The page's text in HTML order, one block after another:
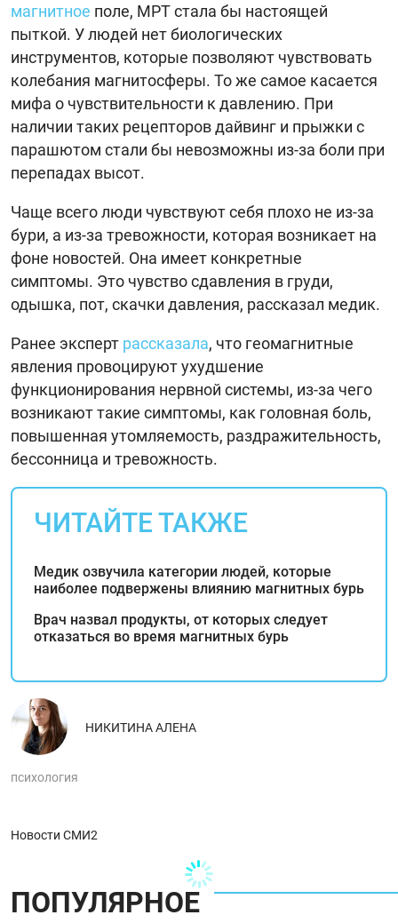
магнитное поле, МРТ стала бы настоящей
пыткой. У людей нет биологических
инструментов, которые позволяют чувствовать
колебания магнитосферы. То же самое касается
мифа о чувствительности к давлению. При
наличии таких рецепторов дайвинг и прыжки с
парашютом стали бы невозможны из-за боли при
перепадах высот.
Чаще всего люди чувствуют себя плохо не из-за
бури, а из-за тревожности, которая возникает на
фоне новостей. Она имеет конкретные
симптомы. Это чувство сдавления в груди,
одышка, пот, скачки давления, рассказал медик.
Ранее эксперт рассказала, что геомагнитные
явления провоцируют ухудшение
функционирования нервной системы, из-за чего
возникают такие симптомы, как головная боль,
повышенная утомляемость, раздражительность,
бессонница и тревожность.
ЧИТАЙТЕ ТАКЖЕ
Медик озвучила категории людей, которые
наиболее подвержены влиянию магнитных бурь
Врач назвал продукты, от которых следует
отказаться во время магнитных бурь
НИКИТИНА АЛЕНА
психология
Новости СМИ2
ПОПУЛЯРНОЕ